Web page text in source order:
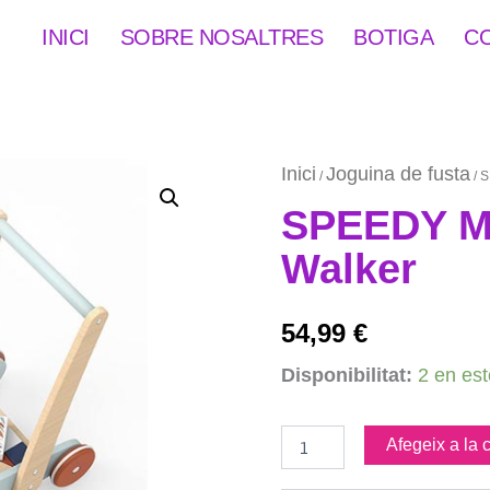
INICI SOBRE NOSALTRES BOTIGA
Inici /Joguina de fusta/
SPEEDY
Walker
54,99 €
Disponibilitat: 2 en
quantitat
Block
Afegeix a la